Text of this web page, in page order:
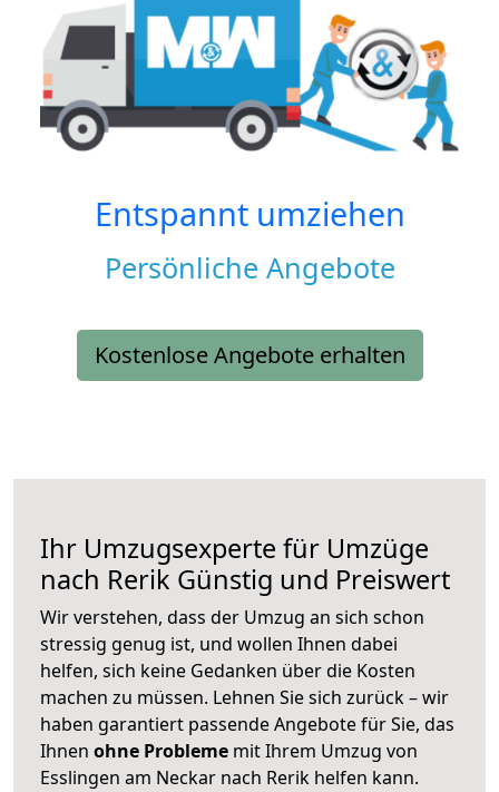
Entspannt umziehen
Persönliche Angebote
Kostenlose Angebote erhalten
Ihr Umzugsexperte für Umzüge
nach Rerik Günstig und Preiswert
Wir verstehen, dass der Umzug an sich schon
stressig genug ist, und wollen Ihnen dabei
helfen, sich keine Gedanken über die Kosten
machen zu müssen. Lehnen Sie sich zurück – wir
haben garantiert passende Angebote für Sie, das
Ihnen ohne Probleme mit Ihrem Umzug von
Esslingen am Neckar nach Rerik helfen kann.